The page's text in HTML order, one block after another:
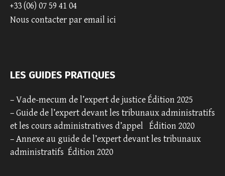
+33 (06) 07 59 41 04
Nous contacter par email ici
LES GUIDES PRATIQUES
–Vade-mecum de l’expert de justice Édition 2025
–Guide de l’expert devant les tribunaux administratifs
et les cours administratives d’appel Édition 2020
–Annexe au guide de l’expert devant les tribunaux
administratifs Édition 2020